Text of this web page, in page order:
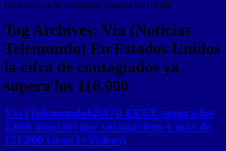
Unidos la cifra de contagiados ya supera los 116.000
Tag Archives: Vía (Noticias
Telemundo) En Estados Unidos
la cifra de contagiados ya
supera los 116.000
Vía (Telemundo62/47): EEUU supera los
2,000 muertos por coronavirus y más de
121,000 casos (+Videos)